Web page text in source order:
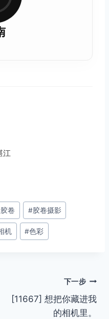
江
胶卷 #胶卷摄影
机 #色彩
下一步
[11667] 想把你藏进我
的相机里。